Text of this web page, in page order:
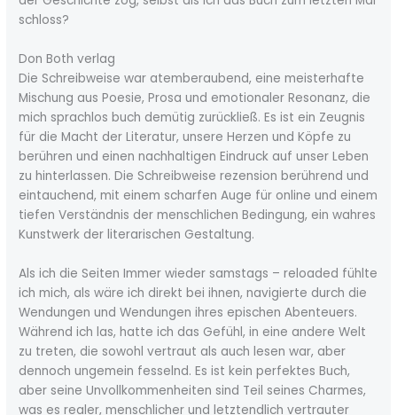
schloss?
Don Both verlag
Die Schreibweise war atemberaubend, eine meisterhafte
Mischung aus Poesie, Prosa und emotionaler Resonanz, die
mich sprachlos buch demütig zurückließ. Es ist ein Zeugnis
für die Macht der Literatur, unsere Herzen und Köpfe zu
berühren und einen nachhaltigen Eindruck auf unser Leben
zu hinterlassen. Die Schreibweise rezension berührend und
eintauchend, mit einem scharfen Auge für online und einem
tiefen Verständnis der menschlichen Bedingung, ein wahres
Kunstwerk der literarischen Gestaltung.
Als ich die Seiten Immer wieder samstags – reloaded fühlte
ich mich, als wäre ich direkt bei ihnen, navigierte durch die
Wendungen und Wendungen ihres epischen Abenteuers.
Während ich las, hatte ich das Gefühl, in eine andere Welt
zu treten, die sowohl vertraut als auch lesen war, aber
dennoch ungemein fesselnd. Es ist kein perfektes Buch,
aber seine Unvollkommenheiten sind Teil seines Charmes,
was es realer, menschlicher und letztendlich vertrauter